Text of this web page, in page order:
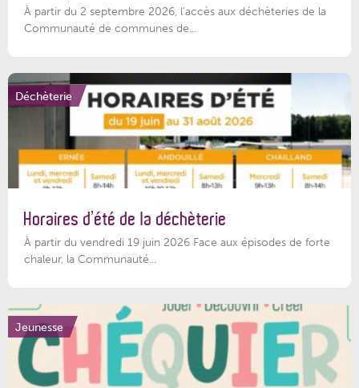
À partir du 2 septembre 2026, l’accès aux déchèteries de la
Communauté de communes de...
Déchèterie
Horaires d’été de la déchèterie
À partir du vendredi 19 juin 2026 Face aux épisodes de forte
chaleur, la Communauté...
Jeunesse